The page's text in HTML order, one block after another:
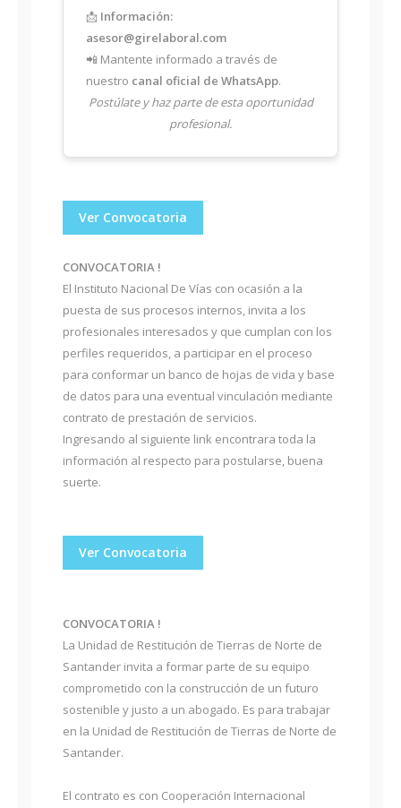
📩 Información:
asesor@girelaboral.com
📲 Mantente informado a través de
nuestro canal oficial de WhatsApp.
Postúlate y haz parte de esta oportunidad
profesional.
Ver Convocatoria
CONVOCATORIA !
El Instituto Nacional De Vías con ocasión a la
puesta de sus procesos internos, invita a los
profesionales interesados y que cumplan con los
perfiles requeridos, a participar en el proceso
para conformar un banco de hojas de vida y base
de datos para una eventual vinculación mediante
contrato de prestación de servicios.
Ingresando al siguiente link encontrara toda la
información al respecto para postularse, buena
suerte.
Ver Convocatoria
CONVOCATORIA !
La Unidad de Restitución de Tierras de Norte de
Santander invita a formar parte de su equipo
comprometido con la construcción de un futuro
sostenible y justo a un abogado. Es para trabajar
en la Unidad de Restitución de Tierras de Norte de
Santander.
El contrato es con Cooperación Internacional